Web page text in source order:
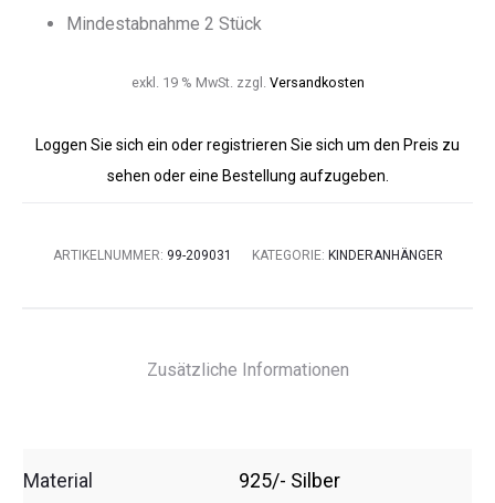
Mindestabnahme 2 Stück
exkl. 19 % MwSt. zzgl. Versandkosten
Loggen Sie sich ein oder registrieren Sie sich um den Preis zu
sehen oder eine Bestellung aufzugeben.
ARTIKELNUMMER: 99-209031 KATEGORIE: KINDERANHÄNGER
Zusätzliche Informationen
Material 925/- Silber